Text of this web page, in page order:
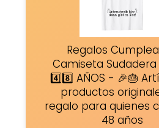
Regalos
Camiseta Sudadera
4️⃣8️⃣ AÑOS - 🎉🎂
productos
regalo para quienes
48 años